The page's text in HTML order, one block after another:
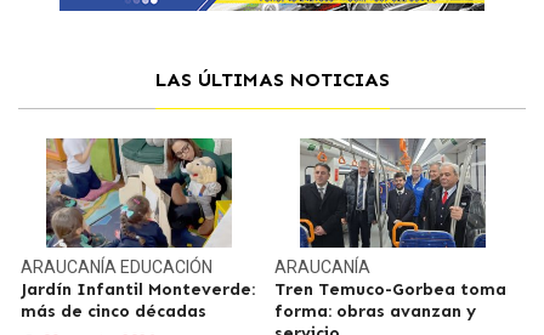
LAS ÚLTIMAS NOTICIAS
ARAUCANÍA EDUCACIÓN
Jardín Infantil Monteverde:
más de cinco décadas
ARAUCANÍA
Tren Temuco-Gorbea toma
forma: obras avanzan y